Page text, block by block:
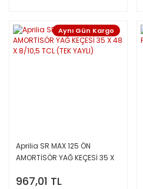
Aynı Gün Kargo
Aprilia SR MAX 125 ÖN
AMORTİSÖR YAĞ KEÇESİ 35 X
967,01 TL